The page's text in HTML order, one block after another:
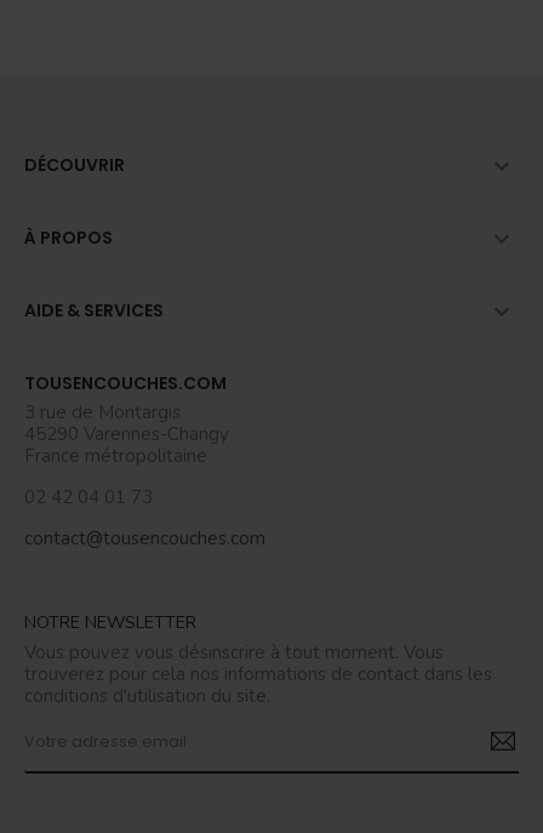
DÉCOUVRIR 
À PROPOS 
AIDE & SERVICES 
TOUSENCOUCHES.COM
3 rue de Montargis
45290 Varennes-Changy
France métropolitaine
02 42 04 01 73
contact@tousencouches.com
NOTRE NEWSLETTER
Vous pouvez vous désinscrire à tout moment. Vous
trouverez pour cela nos informations de contact dans les
conditions d'utilisation du site.